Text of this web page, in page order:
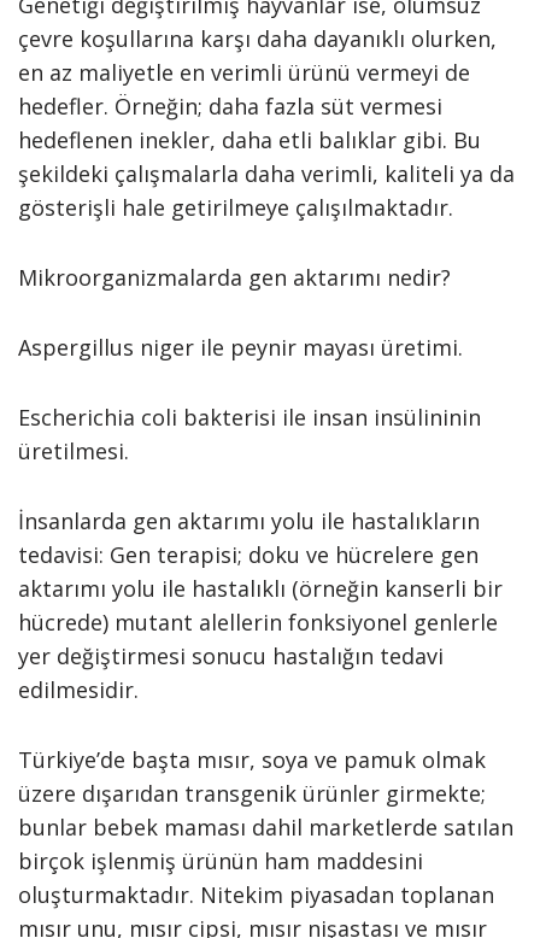
çevre koşullarına karşı daha dayanıklı olurken,
en az maliyetle en verimli ürünü vermeyi de
hedefler. Örneğin; daha fazla süt vermesi
hedeflenen inekler, daha etli balıklar gibi. Bu
şekildeki çalışmalarla daha verimli, kaliteli ya da
gösterişli hale getirilmeye çalışılmaktadır.
Mikroorganizmalarda gen aktarımı nedir?
Aspergillus niger ile peynir mayası üretimi.
Escherichia coli bakterisi ile insan insülininin
üretilmesi.
İnsanlarda gen aktarımı yolu ile hastalıkların
tedavisi: Gen terapisi; doku ve hücrelere gen
aktarımı yolu ile hastalıklı (örneğin kanserli bir
hücrede) mutant alellerin fonksiyonel genlerle
yer değiştirmesi sonucu hastalığın tedavi
edilmesidir.
Türkiye’de başta mısır, soya ve pamuk olmak
üzere dışarıdan transgenik ürünler girmekte;
bunlar bebek maması dahil marketlerde satılan
birçok işlenmiş ürünün ham maddesini
oluşturmaktadır. Nitekim piyasadan toplanan
mısır unu, mısır cipsi, mısır nişastası ve mısır